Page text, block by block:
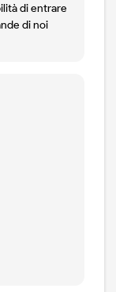
di entrare
di noi